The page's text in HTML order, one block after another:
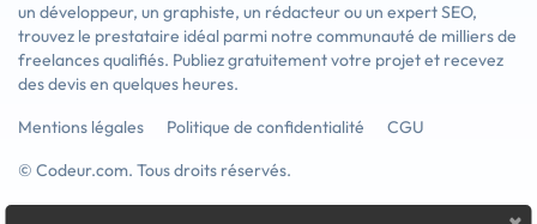
un développeur, un graphiste, un rédacteur ou un expert SEO,
trouvez le prestataire idéal parmi notre communauté de milliers de
freelances qualifiés. Publiez gratuitement votre projet et recevez
des devis en quelques heures.
Mentions légales
Politique de confidentialité
CGU
© Codeur.com. Tous droits réservés.